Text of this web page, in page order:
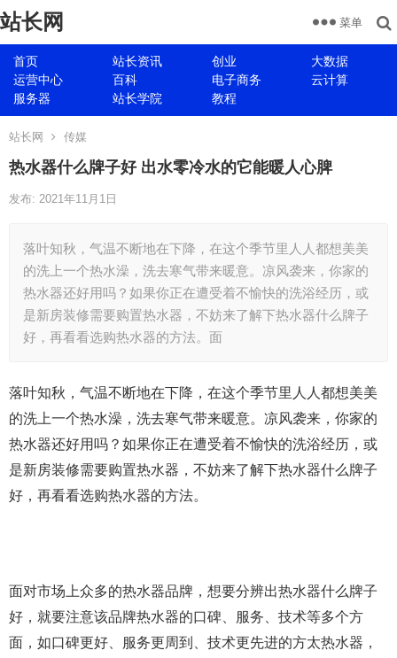
站长网
首页 站长资讯 创业
大数据
运营中心
百科 电子商务
云计算
服务器
站长学院 教程
菜单
站长网 传媒
热水器什么牌子好 出水零冷水的它能暖人心脾
发布: 2021年11月1日
落叶知秋，气温不断地在下降，在这个季节里人人都想美美
的洗上一个热水澡，洗去寒气带来暖意。凉风袭来，你家的
热水器还好用吗？如果你正在遭受着不愉快的洗浴经历，或
是新房装修需要购置热水器，不妨来了解下热水器什么牌子
好，再看看选购热水器的方法。面
落叶知秋，气温不断地在下降，在这个季节里人人都想美美
的洗上一个热水澡，洗去寒气带来暖意。凉风袭来，你家的
热水器还好用吗？如果你正在遭受着不愉快的洗浴经历，或
是新房装修需要购置热水器，不妨来了解下热水器什么牌子
好，再看看选购热水器的方法。
面对市场上众多的热水器品牌，想要分辨出热水器什么牌子
好，就要注意该品牌热水器的口碑、服务、技术等多个方
面，如口碑更好、服务更周到、技术更先进的方太热水器，